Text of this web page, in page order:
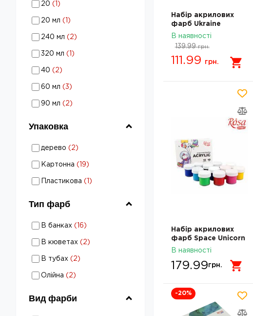
20 ( )
Об’єм - 20
20 мл ( )
Об’єм - 20 мл
240 мл ( 2 )
Об’єм - 240 мл
320 мл ( )
Об’єм - 320 мл
40 ( 2 )
Об’єм - 40
60 мл (3 )
Об’єм - 60 мл
90 мл ( 2 )
Об’єм - 90 мл
Упаковка
дерево ( 2 )
Упаковка - дерево
Картонна ( 19 )
Упаковка - Картонна
Пластикова ( )
Упаковка - Пластикова
Тип фарб
В банках ( 16 )
фарб - В банках
В кюветах ( 2 )
фарб - В кюветах
В тубах ( 2 )
фарб - В тубах
Олійна ( 2 )
фарб - Олійна
Вид фарби
Набір акрилових
фарб Ukraine
9x10мл ROSA START
В наявності
139.99 грн.
111.99 грн.
Набір акрилових
фарб Space Unicorn
12x10мл ROSA START
В наявності
179.99 грн.
-20%